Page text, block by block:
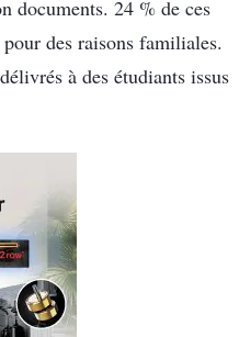
documents. 24 % de ces
des raisons familiales.
à des étudiants issus